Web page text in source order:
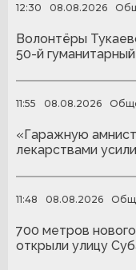
12:30 08.08.2026
Волонтёры
50-й гуманитарный
11:55 08.08.2026
«Гаражную
лекарствами
11:48 08.08.2026
700 метров
открыли улицу